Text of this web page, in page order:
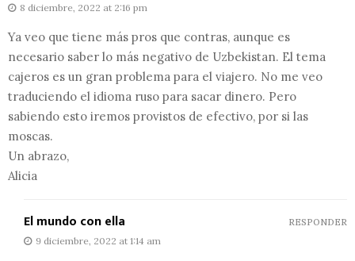
8 diciembre, 2022 at 2:16 pm
Ya veo que tiene más pros que contras, aunque es
necesario saber lo más negativo de Uzbekistan. El tema
cajeros es un gran problema para el viajero. No me veo
traduciendo el idioma ruso para sacar dinero. Pero
sabiendo esto iremos provistos de efectivo, por si las
moscas.
Un abrazo,
Alicia
El mundo con ella
9 diciembre, 2022 at 1:14 am
RESPONDER